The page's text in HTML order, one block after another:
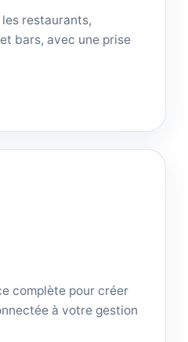
restaurants,
bars, avec une prise
complète pour créer
à votre gestion